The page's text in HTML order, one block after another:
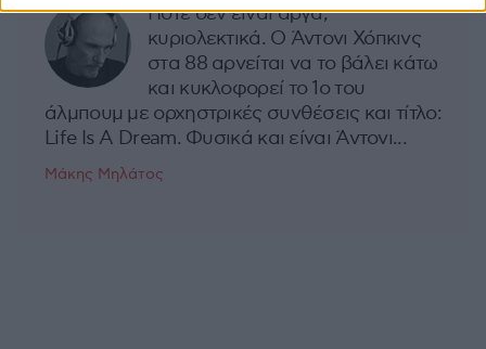
Ποτέ δεν είναι αργά,
κυριολεκτικά. Ο Άντονι Χόπκινς
στα 88 αρνείται να το βάλει κάτω
και κυκλοφορεί το 1ο του
άλμπουμ με ορχηστρικές συνθέσεις και τίτλο:
Life Is A Dream. Φυσικά και είναι Άντονι...
Μάκης Μηλάτος